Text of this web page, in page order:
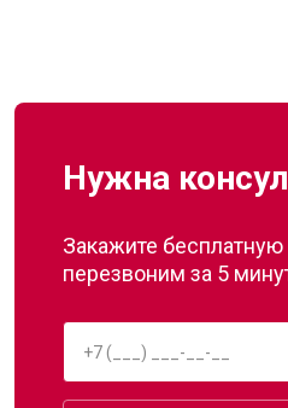
Нужна
Закажите
перезвоним за 5